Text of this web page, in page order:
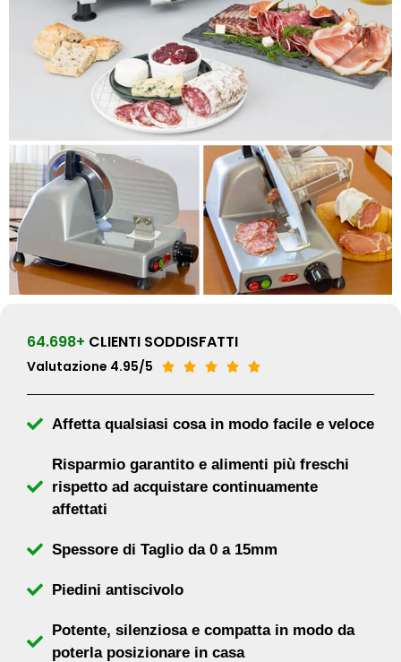
64.698+ CLIENTI SODDISFATTI
Valutazione 4.95/5     
Affetta qualsiasi cosa in modo facile e veloce
Risparmio garantito e alimenti più freschi
rispetto ad acquistare continuamente
affettati
Spessore di Taglio da 0 a 15mm
Piedini antiscivolo
Potente, silenziosa e compatta in modo da
poterla posizionare in casa